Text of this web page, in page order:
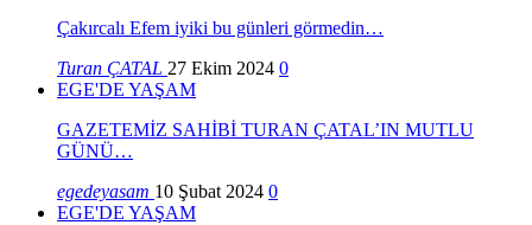
Çakırcalı Efem iyiki bu günleri görmedin…
Turan ÇATAL 27 Ekim 2024 0
EGE'DE YAŞAM
GAZETEMİZ SAHİBİ TURAN ÇATAL’IN MUTLU
GÜNÜ…
egedeyasam 10 Şubat 2024 0
EGE'DE YAŞAM